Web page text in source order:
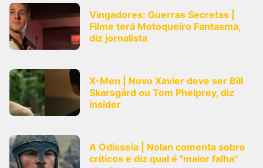
Vingadores: Guerras Secretas |
Filme terá Motoqueiro Fantasma,
diz jornalista
X-Men | Novo Xavier deve ser Bill
Skarsgård ou Tom Phelprey, diz
insider
A Odisseia | Nolan comenta sobre
críticos e diz qual é "maior falha"